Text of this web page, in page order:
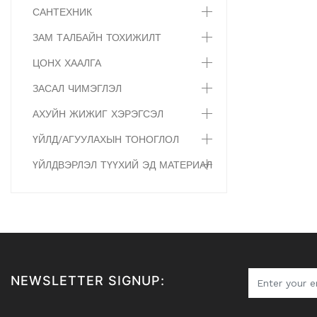
САНТЕХНИК
ЗАМ ТАЛБАЙН ТОХИЖИЛТ
ЦОНХ ХААЛГА
ЗАСАЛ ЧИМЭГЛЭЛ
АХУЙН ЖИЖИГ ХЭРЭГСЭЛ
ҮЙЛД/АГУУЛАХЫН ТОНОГЛОЛ
ҮЙЛДВЭРЛЭЛ ТҮҮХИЙ ЭД МАТЕРИАЛ
NEWSLETTER SIGNUP: